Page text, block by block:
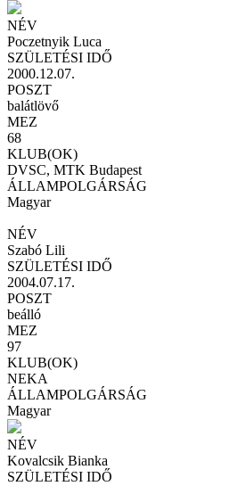
NÉV
Poczetnyik Luca
SZÜLETÉSI IDŐ
2000.12.07.
POSZT
balátlövő
MEZ
68
KLUB(OK)
DVSC, MTK Budapest
ÁLLAMPOLGÁRSÁG
Magyar
NÉV
Szabó Lili
SZÜLETÉSI IDŐ
2004.07.17.
POSZT
beálló
MEZ
97
KLUB(OK)
NEKA
ÁLLAMPOLGÁRSÁG
Magyar
NÉV
Kovalcsik Bianka
SZÜLETÉSI IDŐ